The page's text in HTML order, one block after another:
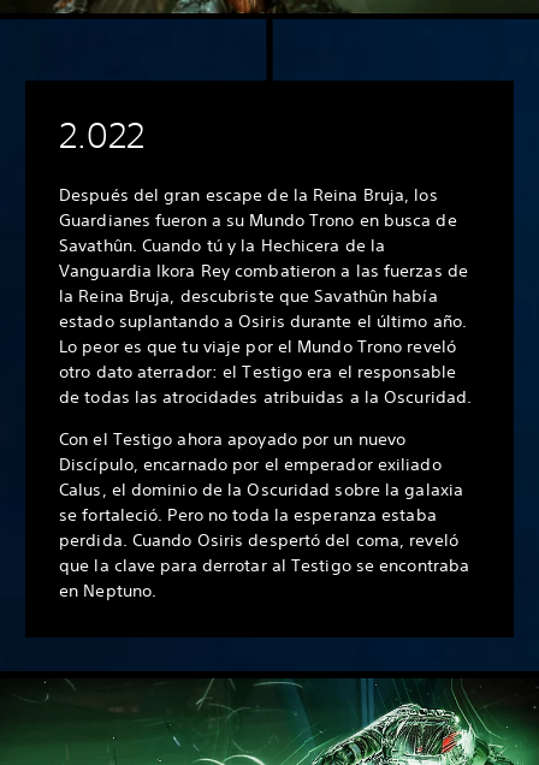
2.022
Después del gran escape de la Reina Bruja, los
Guardianes fueron a su Mundo Trono en busca de
Savathûn. Cuando tú y la Hechicera de la
Vanguardia Ikora Rey combatieron a las fuerzas de
la Reina Bruja, descubriste que Savathûn había
estado suplantando a Osiris durante el último año.
Lo peor es que tu viaje por el Mundo Trono reveló
otro dato aterrador: el Testigo era el responsable
de todas las atrocidades atribuidas a la Oscuridad.
Con el Testigo ahora apoyado por un nuevo
Discípulo, encarnado por el emperador exiliado
Calus, el dominio de la Oscuridad sobre la galaxia
se fortaleció. Pero no toda la esperanza estaba
perdida. Cuando Osiris despertó del coma, reveló
que la clave para derrotar al Testigo se encontraba
en Neptuno.